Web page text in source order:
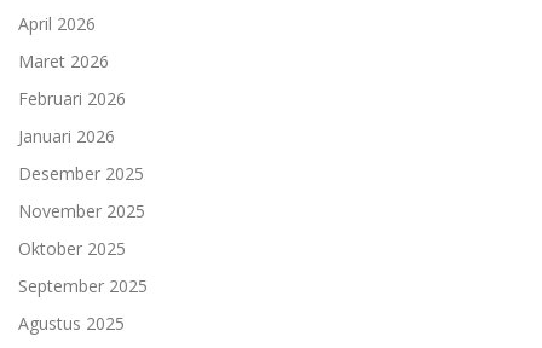
April 2026
Maret 2026
Februari 2026
Januari 2026
Desember 2025
November 2025
Oktober 2025
September 2025
Agustus 2025